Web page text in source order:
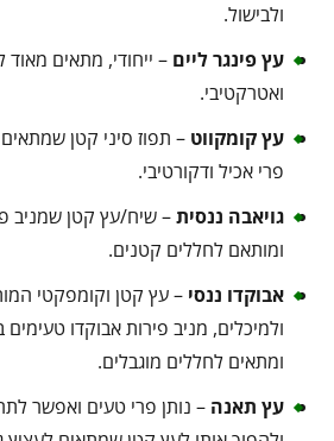
ולבישול.
עץ פינגר ליים – ייחודי, מתאים מאוד
ואטרקטיבי.
עץ קומקווט – תפוז סיני קטן
פרי אכיל ודקורטיבי.
גויאבה ננסית– שיח/עץ קטן שמניב
ומותאם לחללים קטנים.
אבוקדו ננסי – עץ קטן וקומפקטי
ולמיכלים, מניב פירות אבוקדו טעימים
ומתאים לחללים מוגבלים.
עץ תאנה– נותן פרי טעים ואפשר